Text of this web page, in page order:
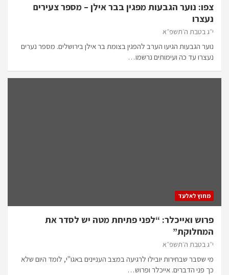
צפו: נוער הגבעות מפגין בבר אילן – מספר צעירים
נעצרו
י״ג בטבת ה׳תשפ״א
נוער הגבעות הגיעו הערב להפגין בצומת בר אילן בירושלים. מספר נערים
נעצרו עד כה ועימותים נרשמו…
מחוץ לאלעד
פרוש ואייכלר: “לפני פתיחת מטה יש לסדר את
המחלוקת”
י״ג בטבת ה׳תשפ״א
מי שסבר שבחירות יובילו לרגיעה במצב העניינים באגו"י, לומד היום שלא
כך פני הדברים. אייכלר ופרוש…